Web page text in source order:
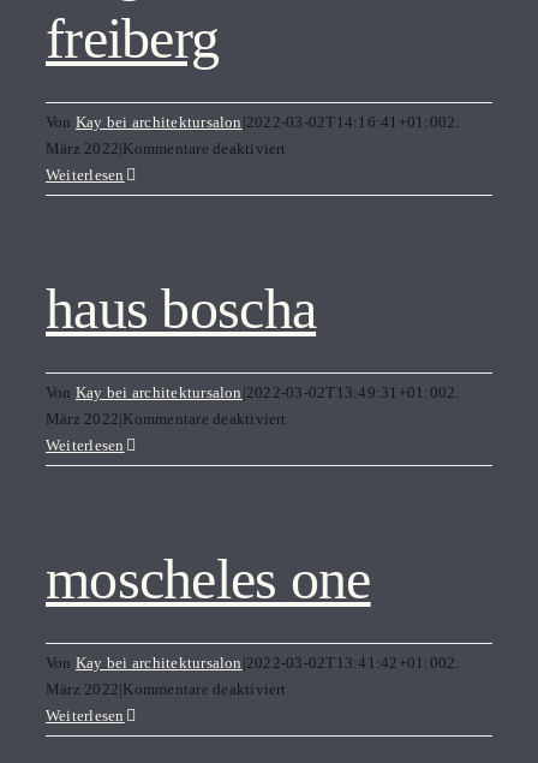
freiberg
Von Kay bei architektursalon |2022-03-02T14:16:41+01:002.
März 2022|Kommentare deaktiviert
freiberg
Weiterlesen
haus boscha
Von Kay bei architektursalon |2022-03-02T13:49:31+01:002.
März 2022|Kommentare deaktiviert
boscha
Weiterlesen
moscheles one
Von Kay bei architektursalon |2022-03-02T13:41:42+01:002.
März 2022|Kommentare deaktiviert
one
Weiterlesen